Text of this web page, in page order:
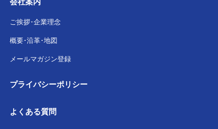
ご挨拶･企業理念
概要･沿革･地図
メールマガジン登録
よくある質問
プライバシーポリシー